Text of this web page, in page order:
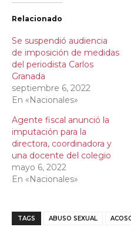
Relacionado
Se suspendió audiencia
de imposición de medidas
del periodista Carlos
Granada
septiembre 6, 2022
En «Nacionales»
Agente fiscal anunció la
imputación para la
directora, coordinadora y
una docente del colegio
mayo 6, 2022
En «Nacionales»
TAGS ABUSO SEXUAL